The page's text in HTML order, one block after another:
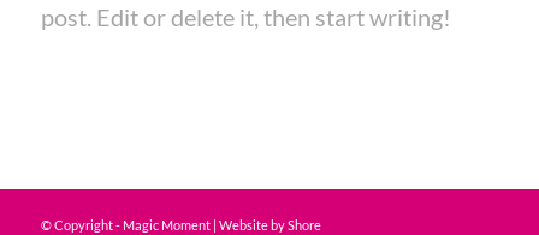
post. Edit or delete it, then start writing!
© Copyright - Magic Moment | Website byShore